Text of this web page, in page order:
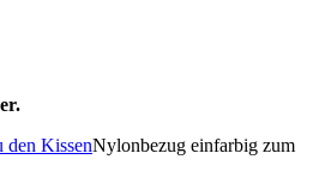
den KissenNylonbezug einfarbig zum